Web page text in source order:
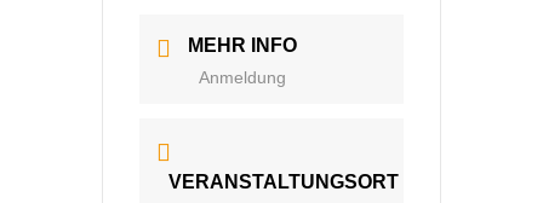
MEHR INFO
Anmeldung
VERANSTALTUNGSORT